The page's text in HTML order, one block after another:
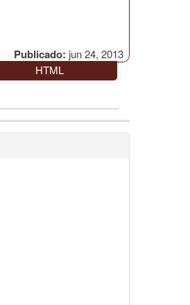
Publicado: jun 24, 2013
HTML